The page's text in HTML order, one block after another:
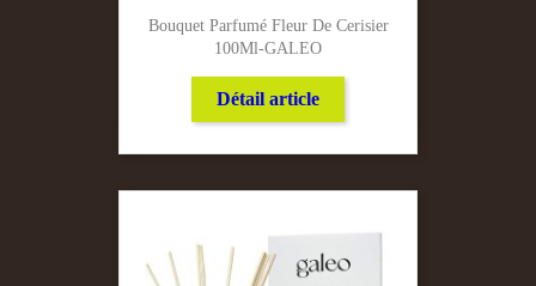
Bouquet Parfumé Fleur De Cerisier
100Ml-GALEO
Détail article